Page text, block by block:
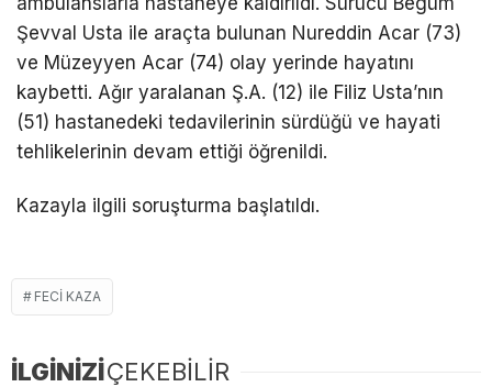
Şevval Usta ile araçta bulunan Nureddin Acar (73)
ve Müzeyyen Acar (74) olay yerinde hayatını
kaybetti. Ağır yaralanan Ş.A. (12) ile Filiz Usta’nın
(51) hastanedeki tedavilerinin sürdüğü ve hayati
tehlikelerinin devam ettiği öğrenildi.
Kazayla ilgili soruşturma başlatıldı.
FECI KAZA
İLGİNİZİÇEKEBİLİR